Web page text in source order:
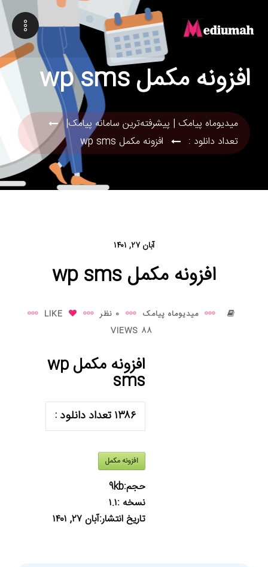
افزونه مکمل wp sms
میدیوماه پیامک | پیشرفته‌ترین سامانه پیامک|
تعداد دانلود :
افزونه مکمل wp sms
آبان ۲۷, ۱۴۰۱
افزونه مکمل wp sms
میدیوماه پیامک 0 نظر
LIKE
88 VIEWS
افزونه مکمل wp
sms
۱۳۸۶تعداد دانلود :
افزونه مکمل
حجم:9kb
نسخه :۱.۱
تاریخ انتشار:آبان ۲۷, ۱۴۰۱